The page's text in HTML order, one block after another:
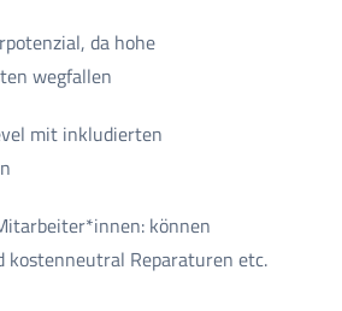
da hohe
wegfallen
mit inkludierten
können
kostenneutral Reparaturen etc.